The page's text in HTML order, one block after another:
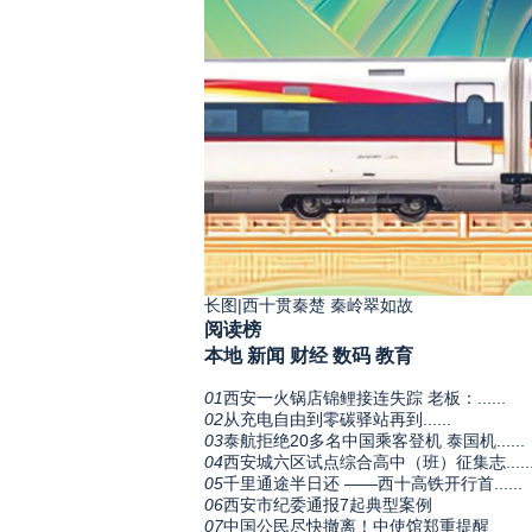
长图|西十贯秦楚 秦岭翠如故
阅读榜
本地 新闻 财经 数码 教育
01西安一火锅店锦鲤接连失踪 老板：......
02从充电自由到零碳驿站再到......
03泰航拒绝20多名中国乘客登机 泰国机......
04西安城六区试点综合高中（班）征集志
05千里通途半日还 ——西十高铁开行首......
06西安市纪委通报7起典型案例
07中国公民尽快撤离！中使馆郑重提醒